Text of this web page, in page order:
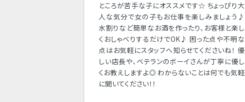
ところが苦手な子にオススメです☆ ちょっぴり大
人な気分で女の子もお仕事を楽しみましょう♪
水割りなど簡単なお酒を作ったり、お客様と楽し
くおしゃべりするだけでOK♪ 困った点や不明な
点はお気軽にスタッフへ知らせてくださいね！ 優
しい店長や、ベテランのボーイさんが丁寧に優し
くお教えしますよ◎ わからないことは何でも気軽
に聞いてください！！